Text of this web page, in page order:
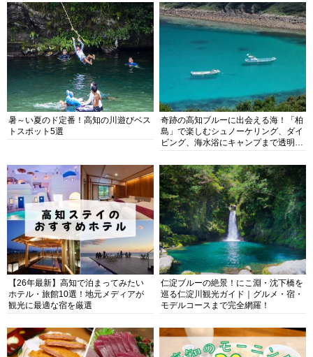
暑～い夏のド定番！高知の川遊びベス
トスポット5選
奇跡の高知ブルーに出会える海！「柏
島」で楽しむシュノーケリング、ダイ
ビング、海水浴にキャンプまで透明度
【26年最新】高知で泊まってみたい
ホテル・旅館10選！地元メディアが
観光に最適な宿を厳選
仁淀ブルーの絶景！にこ淵・沈下橋を
巡る仁淀川観光ガイド｜グルメ・宿・
モデルコースまで完全網羅！